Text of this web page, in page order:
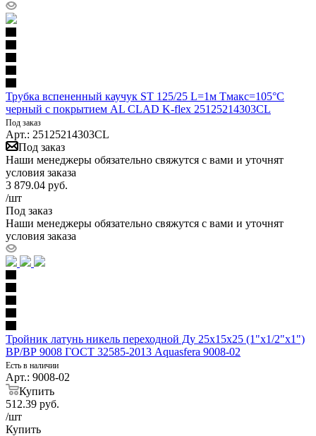
Трубка вспененный каучук ST 125/25 L=1м Тмакс=105°C
черный с покрытием AL CLAD K-flex 25125214303CL
Под заказ
Арт.: 25125214303CL
Под заказ
Наши менеджеры обязательно свяжутся с вами и уточнят
условия заказа
3 879.04 руб.
/шт
Под заказ
Наши менеджеры обязательно свяжутся с вами и уточнят
условия заказа
Тройник латунь никель переходной Ду 25х15х25 (1"х1/2"х1")
ВР/ВР 9008 ГОСТ 32585-2013 Aquasfera 9008-02
Есть в наличии
Арт.: 9008-02
Купить
512.39 руб.
/шт
Купить